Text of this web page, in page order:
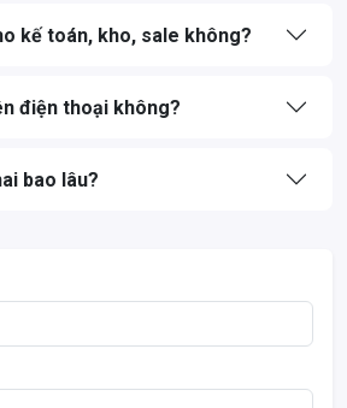
kế toán, kho, sale không?
điện thoại không?
bao lâu?